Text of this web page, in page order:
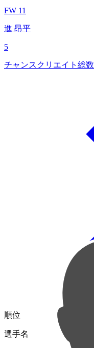
FW 11
進 昂平
5
チャンスクリエイト総数
順位
選手名